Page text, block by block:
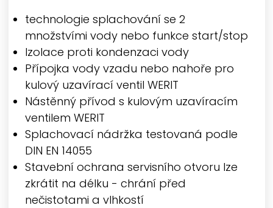
technologie splachování se 2
množstvími vody nebo funkce start/stop
Izolace proti kondenzaci vody
Přípojka vody vzadu nebo nahoře pro
kulový uzavírací ventil WERIT
Nástěnný přívod s kulovým uzavíracím
ventilem WERIT
Splachovací nádržka testovaná podle
DIN EN 14055
Stavební ochrana servisního otvoru lze
zkrátit na délku - chrání před
nečistotami a vlhkostí